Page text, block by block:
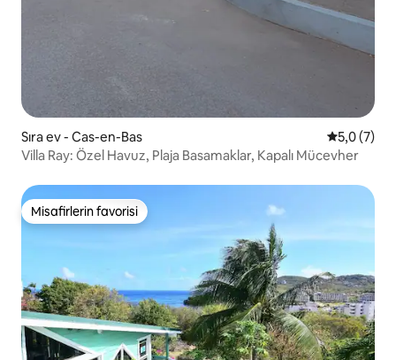
Sıra ev - Cas-en-Bas 55,0 (7)
Villa Ray: Özel Havuz, Plaja Basamaklar, Kapalı Mücevher
Misafirlerin favorisi
Misafirlerin favorisi